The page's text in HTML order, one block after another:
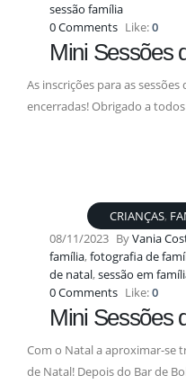
sessão família
0 Comments Like:0
Mini Sessões
As inscrições para as
encerradas! Obrigado a
08/11/2023 ByVania
CRIANÇAS,
família,fotografia de
de natal,sessão em
0 Comments Like:0
Mini Sessões
Com o Natal a aproximar-se
de Natal! Depois do Bar de